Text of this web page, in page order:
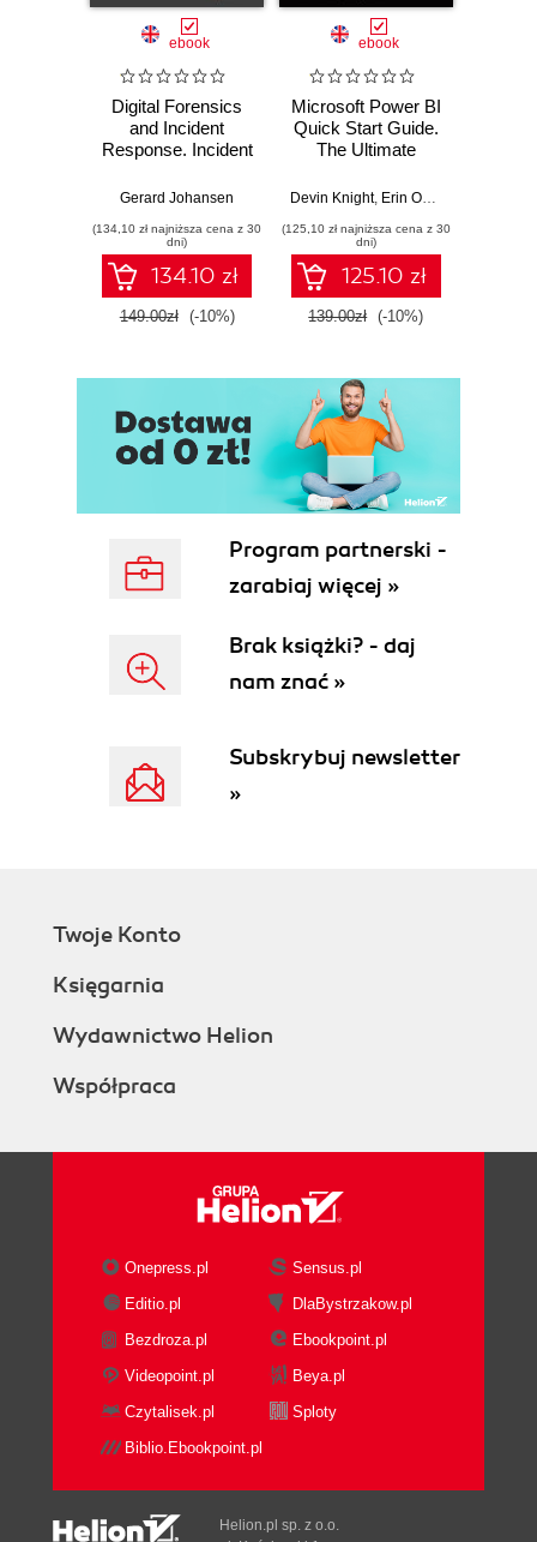
ebook
Digital Forensics
and Incident
Response. Incident
and techniques for
threat response -
Fourth Edition
Gerard Johansen
(134,10 zł najniższa cena z 30
dni)
134.10 zł
149.00zł (-10%)
ebook
Microsoft Power BI
Quick Start Guide.
The Ultimate
to Power BI, Data
Tools, and
Microsoft Fabric -
Fourth Edition
Devin Knight, Erin Ostrowsky
(125,10 zł najniższa cena z 30
dni)
125.10 zł
139.00zł (-10%)
Program partnerski -
zarabiaj więcej »
Brak książki? - daj
nam znać »
Subskrybuj newsletter
»
Twoje Konto
Księgarnia
Wydawnictwo Helion
Współpraca
Onepress.pl
Sensus.pl
Editio.pl
DlaBystrzakow.pl
Bezdroza.pl
Ebookpoint.pl
Videopoint.pl
Beya.pl
Czytalisek.pl
Sploty
Biblio.Ebookpoint.pl
Helion.pl sp. z o.o.